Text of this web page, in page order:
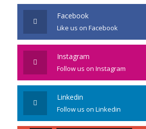
Facebook
Like us on Facebook
Instagram
Follow us on Instagram
Linkedin
Follow us on Linkedin